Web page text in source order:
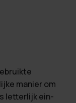
manier om
letterlijk ein-